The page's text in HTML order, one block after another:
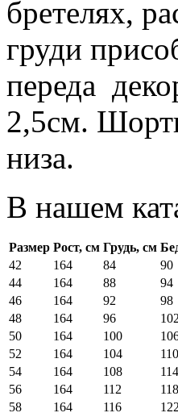
бретелях,
груди
переда
2,5см.
низа.
В нашем
Размер Рост, см Грудь, см
42
164 84
90
44
164 88
94
46
164 92
98
48
164 96
102
50
164 100
52
164 104
110
54
164 108
114
56
164 112
118
58
164 116 122